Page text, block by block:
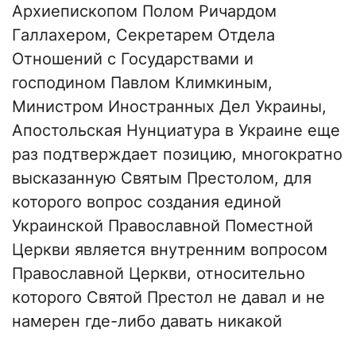
Архиепископом Полом Ричардом
Галлахером, Секретарем Отдела
Отношений с Государствами и
господином Павлом Климкиным,
Министром Иностранных Дел Украины,
Апостольская Нунциатура в Украине еще
раз подтверждает позицию, многократно
высказанную Святым Престолом, для
которого вопрос создания единой
Украинской Православной Поместной
Церкви является внутренним вопросом
Православной Церкви, относительно
которого Святой Престол не давал и не
намерен где-либо давать никакой